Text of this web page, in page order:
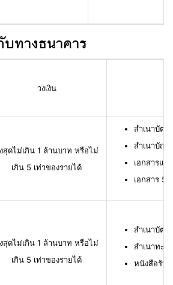
ทางธนาคาร
วงเงิน
สุดไม่เกิน 1 ล้านบาท หรือไม่
เกิน 5 เท่าของรายได้
สำเนาบัตร
สำเนาบัญ
เอกสารแส
เอกสาร
สุดไม่เกิน 1 ล้านบาท หรือไม่
เกิน 5 เท่าของรายได้
สำเนาบัตร
สำเนาทะเ
หนังสือรับร